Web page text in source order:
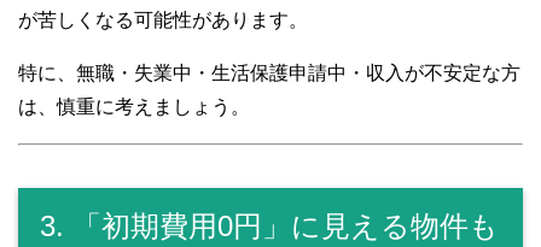
が苦しくなる可能性があります。
特に、無職・失業中・生活保護申請中・収入が不安定な方
は、慎重に考えましょう。
3. 「初期費用0円」に見える物件も